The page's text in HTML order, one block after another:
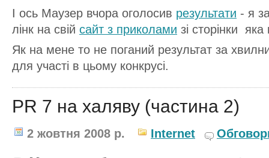
І ось Маузер вчора оголосив результати - я
лінк на свій сайт з приколами зі сторінки
Як на мене то не поганий результат за
для участі в цьому конкрусі.
PR 7 на халяву (частина 2)
2 жовтня 2008 р. Internet